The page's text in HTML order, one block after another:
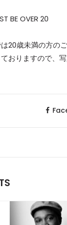
BE OVER 20
20歳未満の方の
おりますので、